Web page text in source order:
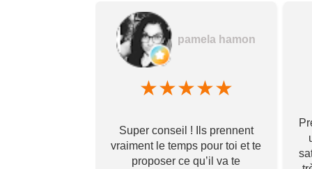
pamela hamon
★★★★★
Super conseil ! Ils prennent
vraiment le temps pour toi et te
proposer ce qu’il va te